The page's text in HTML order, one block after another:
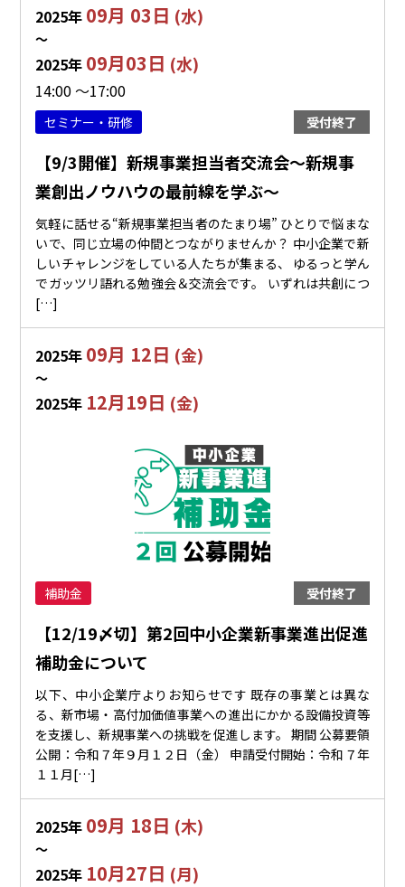
2025年 09月 03日 (水)
〜
2025年 09月03日 (水)
14:00 ～17:00
セミナー・研修 受付終了
【9/3開催】新規事業担当者交流会～新規事
業創出ノウハウの最前線を学ぶ～
気軽に話せる“新規事業担当者のたまり場” ひとりで悩まな
いで、同じ立場の仲間とつながりませんか？ 中小企業で新
しいチャレンジをしている人たちが集まる、 ゆるっと学ん
でガッツリ語れる勉強会＆交流会です。 いずれは共創につ
[…]
2025年 09月 12日 (金)
〜
2025年 12月19日 (金)
補助金 受付終了
【12/19〆切】第2回中小企業新事業進出促進
補助金について
以下、中小企業庁よりお知らせです 既存の事業とは異な
る、新市場・高付加価値事業への進出にかかる設備投資等
を支援し、新規事業への挑戦を促進します。 期間 公募要領
公開：令和７年９月１２日（金） 申請受付開始：令和７年
１１月[…]
2025年 09月 18日 (木)
〜
2025年 10月27日 (月)